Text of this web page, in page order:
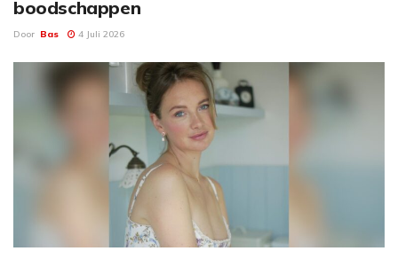
boodschappen
Door Bas 4 Juli 2026